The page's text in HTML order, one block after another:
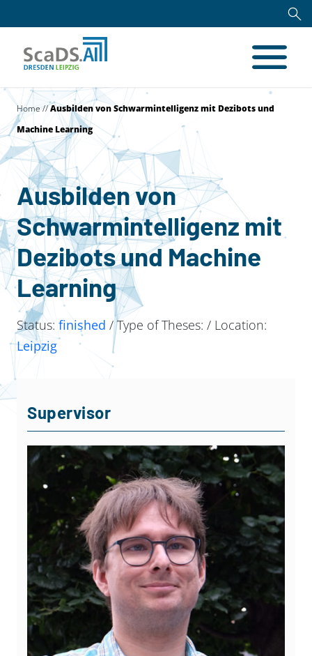
Home//Ausbilden von Schwarmintelligenz mit Dezibots und
Machine Learning
Supervisor
Ausbilden von
Schwarmintelligenz mit
Dezibots und Machine
Learning
Status: finished / Type of Theses: / Location:
Leipzig